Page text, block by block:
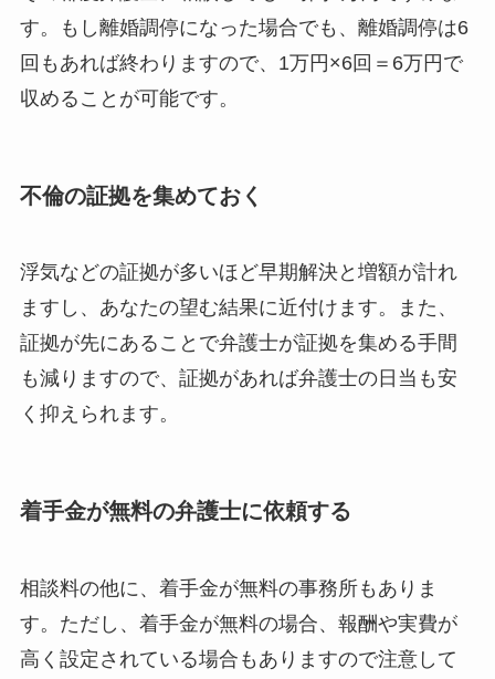
す。もし離婚調停になった場合でも、離婚調停は6
回もあれば終わりますので、1万円×6回＝6万円で
収めることが可能です。
不倫の証拠を集めておく
浮気などの証拠が多いほど早期解決と増額が計れ
ますし、あなたの望む結果に近付けます。また、
証拠が先にあることで弁護士が証拠を集める手間
も減りますので、証拠があれば弁護士の日当も安
く抑えられます。
着手金が無料の弁護士に依頼する
相談料の他に、着手金が無料の事務所もありま
す。ただし、着手金が無料の場合、報酬や実費が
高く設定されている場合もありますので注意して